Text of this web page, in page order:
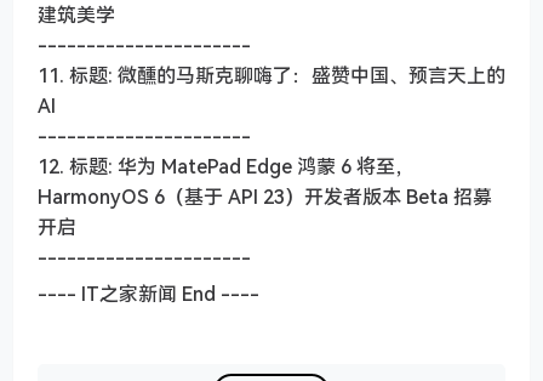
建筑美学
----------------------
11. 标题: 微醺的马斯克聊嗨了：盛赞中国、预言天上的
AI
----------------------
12. 标题: 华为 MatePad Edge 鸿蒙 6 将至，
HarmonyOS 6（基于 API 23）开发者版本 Beta 招募
开启
----------------------
---- IT之家新闻 End ----